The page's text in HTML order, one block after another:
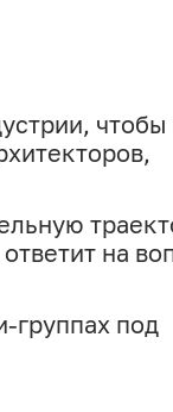
чтобы
на
группах под